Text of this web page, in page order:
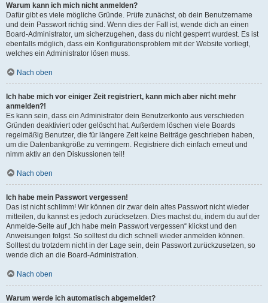
Warum kann ich mich nicht anmelden?
Dafür gibt es viele mögliche Gründe. Prüfe zunächst, ob dein Benutzername
und dein Passwort richtig sind. Wenn dies der Fall ist, wende dich an einen
Board-Administrator, um sicherzugehen, dass du nicht gesperrt wurdest. Es ist
ebenfalls möglich, dass ein Konfigurationsproblem mit der Website vorliegt,
welches ein Administrator lösen muss.
Nach oben
Ich habe mich vor einiger Zeit registriert, kann mich aber nicht mehr
anmelden?!
Es kann sein, dass ein Administrator dein Benutzerkonto aus verschieden
Gründen deaktiviert oder gelöscht hat. Außerdem löschen viele Boards
regelmäßig Benutzer, die für längere Zeit keine Beiträge geschrieben haben,
um die Datenbankgröße zu verringern. Registriere dich einfach erneut und
nimm aktiv an den Diskussionen teil!
Nach oben
Ich habe mein Passwort vergessen!
Das ist nicht schlimm! Wir können dir zwar dein altes Passwort nicht wieder
mitteilen, du kannst es jedoch zurücksetzen. Dies machst du, indem du auf der
Anmelde-Seite auf „Ich habe mein Passwort vergessen“ klickst und den
Anweisungen folgst. So solltest du dich schnell wieder anmelden können.
Solltest du trotzdem nicht in der Lage sein, dein Passwort zurückzusetzen, so
wende dich an die Board-Administration.
Nach oben
Warum werde ich automatisch abgemeldet?